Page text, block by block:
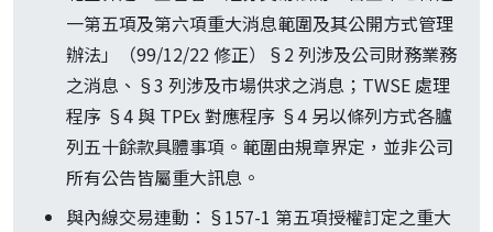
一第五項及第六項重大消息範圍及其公開方式管理
辦法」（99/12/22 修正）§2 列涉及公司財務業務
之消息、§3 列涉及市場供求之消息；TWSE 處理
程序 §4 與 TPEx 對應程序 §4 另以條列方式各臚
列五十餘款具體事項。範圍由規章界定，並非公司
所有公告皆屬重大訊息。
與內線交易連動：§157-1 第五項授權訂定之重大